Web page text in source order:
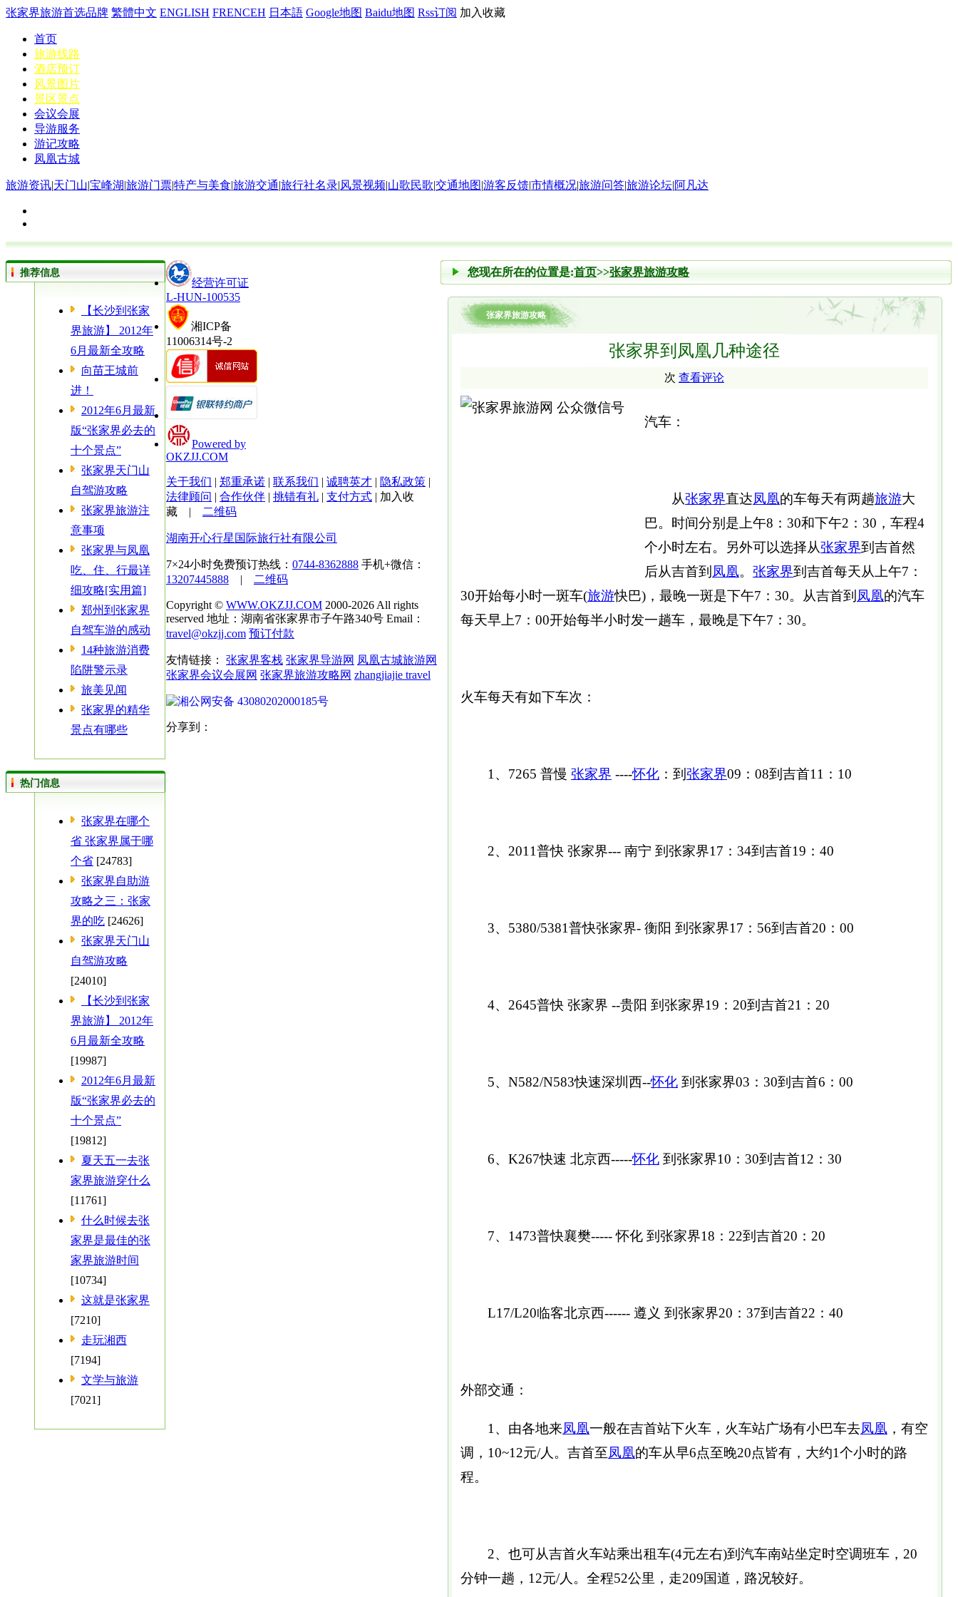
张家界旅游首选品牌 繁體中文 ENGLISH FRENCEH 日本語 Google地图 Baidu地图 Rss订阅 加入收藏
首页
旅游线路
酒店预订
风景图片
景区景点
会议会展
导游服务
游记攻略
凤凰古城
旅游资讯|天门山|宝峰湖|旅游门票|特产与美食|旅游交通|旅行社名录|风景视频|山歌民歌|交通地图|游客反馈|市情概况|旅游问答|旅游论坛|阿凡达
您现在所在的位置是:首页>>张家界旅游攻略
张家界旅游攻略
张家界到凤凰几种途径
次 查看评论
汽车：
从张家界直达凤凰的车每天有两趟旅游大
巴。时间分别是上午8：30和下午2：30，车程4
个小时左右。另外可以选择从张家界到吉首然
后从吉首到 凤凰。 张家界到吉首每天从上午7：
30开始每小时一斑车(旅游快巴)，最晚一斑是下午7：30。从吉首到 凤凰的汽车
每天早上7：00开始每半小时发一趟车，最晚是下午7：30。
火车每天有如下车次：
1、7265 普慢 张家界 ----怀化 ：到 张家界09：08到吉首11：10
2、2011普快 张家界--- 南宁 到张家界17：34到吉首19：40
3、5380/5381普快张家界- 衡阳 到张家界17：56到吉首20：00
4、2645普快 张家界 --贵阳 到张家界19：20到吉首21：20
5、N582/N583快速深圳西--怀化 到张家界03：30到吉首6：00
6、K267快速 北京西-----怀化 到张家界10：30到吉首12：30
7、1473普快襄樊----- 怀化 到张家界18：22到吉首20：20
L17/L20临客北京西------ 遵义 到张家界20：37到吉首22：40
外部交通：
1、由各地来凤凰一般在吉首站下火车，火车站广场有小巴车去凤凰 ，有空
调，10~12元/人。吉首至凤凰的车从早6点至晚20点皆有，大约1个小时的路
程。
2、也可从吉首火车站乘出租车(4元左右)到汽车南站坐定时空调班车，20
分钟一趟，12元/人。全程52公里，走209国道，路况较好。
推荐信息
【长沙到张家
界旅游】 2012年
6月最新全攻略
向苗王城前
进！
2012年6月最新
版“张家界必去的
十个景点”
张家界天门山
自驾游攻略
张家界旅游注
意事项
张家界与凤凰
吃、住、行最详
细攻略[实用篇]
郑州到张家界
自驾车游的感动
14种旅游消费
陷阱警示录
旅美见闻
张家界的精华
景点有哪些
热门信息
张家界在哪个
省 张家界属于哪
个省 [24783]
张家界自助游
攻略之三：张家
界的吃 [24626]
张家界天门山
自驾游攻略
[24010]
【长沙到张家
界旅游】 2012年
6月最新全攻略
[19987]
2012年6月最新
版“张家界必去的
十个景点”
[19812]
夏天五一去张
家界旅游穿什么
[11761]
什么时候去张
家界是最佳的张
家界旅游时间
[10734]
这就是张家界
[7210]
走玩湘西
[7194]
文学与旅游
[7021]
经营许可证
L-HUN-100535
湘ICP备
11006314号-2
Powered by
OKZJJ.COM
关于我们 | 郑重承诺 | 联系我们 | 诚聘英才 | 隐私政策 |
法律顾问 | 合作伙伴 | 挑错有礼 | 支付方式 | 加入收
藏 | 二维码
湖南开心行星国际旅行社有限公司
7×24小时免费预订热线： 0744-8362888 手机+微信：
13207445888 | 二维码
Copyright © WWW.OKZJJ.COM 2000-2026 All rights
reserved 地址：湖南省张家界市子午路340号 Email：
travel@okzjj.com 预订付款
友情链接： 张家界客栈 张家界导游网 凤凰古城旅游网
张家界会议会展网 张家界旅游攻略网 zhangjiajie travel
湘公网安备 43080202000185号
分享到：